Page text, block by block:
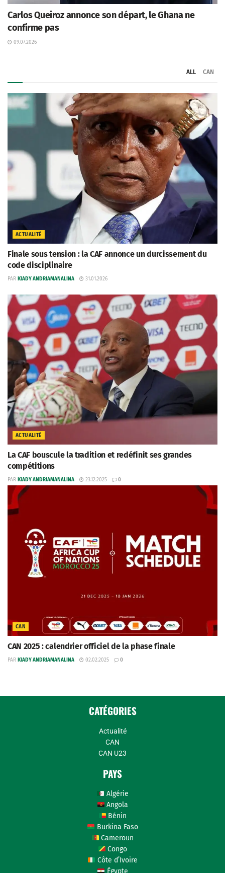
Carlos Queiroz annonce son départ, le Ghana ne
confirme pas
09.07.2026
ALL CAN
ACTUALITÉ
Finale sous tension : la CAF annonce un durcissement du
code disciplinaire
PAR KIADY ANDRIAMANALINA 31.01.2026
ACTUALITÉ
La CAF bouscule la tradition et redéfinit ses grandes
compétitions
PAR KIADY ANDRIAMANALINA 23.12.2025 0
CAN
CAN 2025 : calendrier officiel de la phase finale
PAR KIADY ANDRIAMANALINA 02.02.2025 0
CATÉGORIES
Actualité
CAN
CAN U23
PAYS
Algérie
Angola
Bénin
Burkina Faso
Cameroun
Congo
Côte d’Ivoire